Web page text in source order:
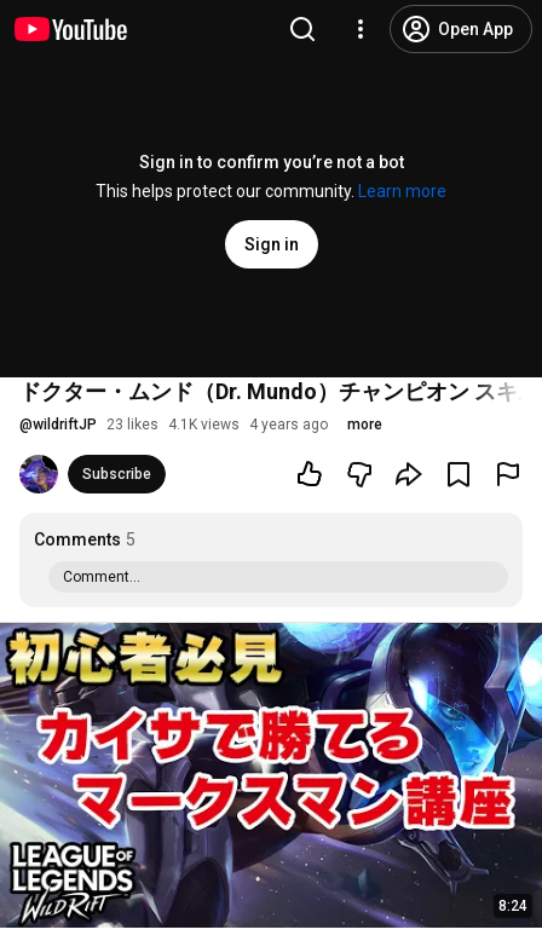
Open App
Sign in to confirm you’re not a bot
This helps protect our community.
Learn more
Sign in
ドクター・ムンド（Dr. Mundo）チャンピオン スキ
@wildriftJP 23 likes 4.1K views 4 years ago more
Subscribe
Comments 5
Comment...
8:24